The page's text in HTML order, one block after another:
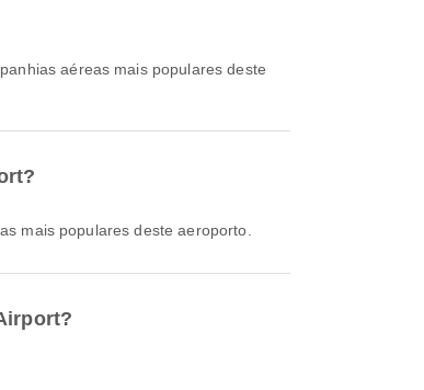
aéreas mais populares deste
mais populares deste aeroporto.